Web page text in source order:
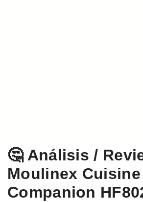
🤔 Análisis /
Moulinex Cuisine
Companion